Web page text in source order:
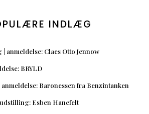
INDLÆG
anmeldelse: Claes Otto Jennow
BRYLD
Baronessen fra Benzintanken
Esben Hanefelt